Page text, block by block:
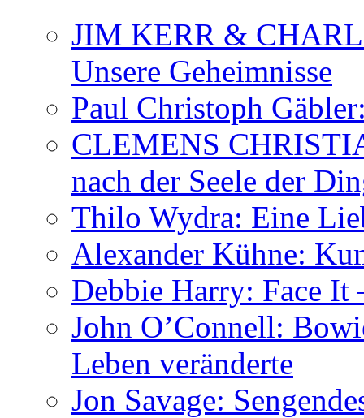
JIM KERR &
Unsere Geheimnisse
Paul Christoph
CLEMENS
nach der Seele der
Thilo Wydra: Eine
Alexander Kühne:
Debbie Harry: Face
John O’Connell:
Leben veränderte
Jon Savage: